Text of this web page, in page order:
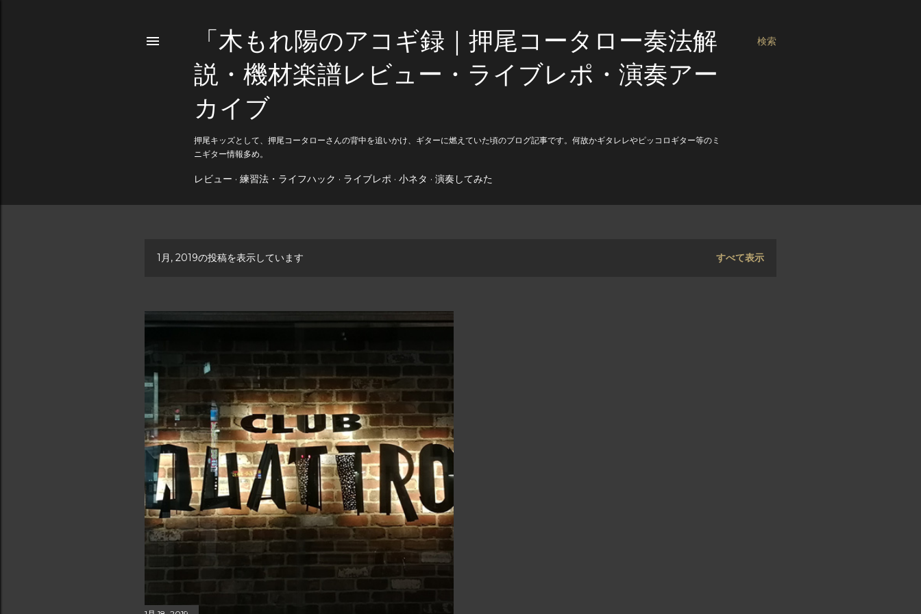
検索
「木もれ陽のアコギ録｜押尾コータロー奏法解
説・機材楽譜レビュー・ライブレポ・演奏アー
カイブ
押尾キッズとして、押尾コータローさんの背中を追いかけ、ギターに燃えていた頃のブログ記事です。何故かギタレレやピッコロギター等のミ
ニギター情報多め。
レビュー 練習法・ライフハック ライブレポ 小ネタ 演奏してみた
投
1月, 2019の投稿を表示しています すべて表示